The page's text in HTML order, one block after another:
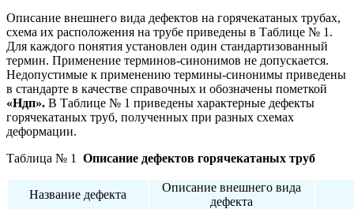
Описание внешнего вида дефектов на горячекатаных трубах,
схема их расположения на трубе приведены в Таблице № 1.
Для каждого понятия установлен один стандартизованный
термин. Применение терминов-синонимов не допускается.
Недопустимые к применению термины-синонимы приведены
в стандарте в качестве справочных и обозначены пометкой
«Ндп». В Таблице № 1 приведены характерные дефекты
горячекатаных труб, полученных при разных схемах
деформации.
Таблица № 1 Описание дефектов горячекатаных труб
Название дефекта
Описание внешнего вида
дефекта